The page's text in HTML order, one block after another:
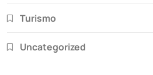
Turismo
Uncategorized